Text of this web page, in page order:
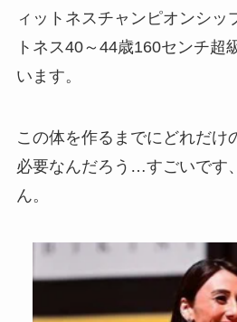
ィットネスチャンピオンシッ
トネス40～44歳160センチ超
います。
この体を作るまでにどれだけ
必要なんだろう…すごいです
ん。